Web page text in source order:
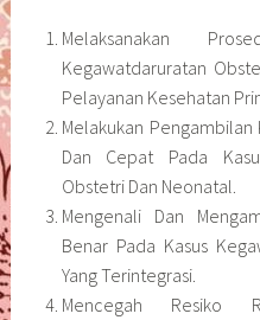
Melaksanakan
Kegawatdaruratan
Pelayanan Kesehatan
Melakukan
Dan Cepat Pada
Obstetri Dan Neonatal.
Mengenali Dan
Benar Pada Kasus
Yang Terintegrasi.
Mencegah Resiko